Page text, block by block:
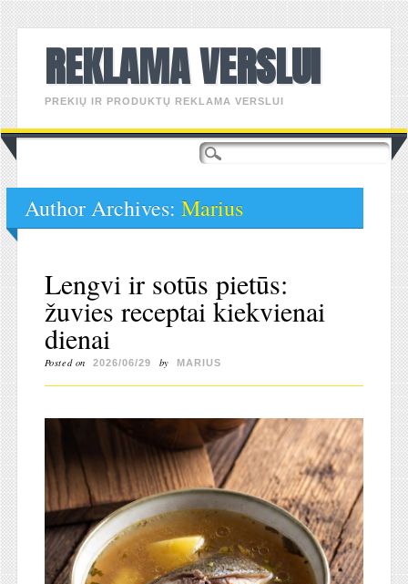
REKLAMA VERSLUI
PREKIŲ IR PRODUKTŲ REKLAMA VERSLUI
Main menu
Skip
to
Author Archives: Marius
Lengvi ir sotūs pietūs:
žuvies receptai kiekvienai
dienai
Posted on 2026/06/29 by MARIUS